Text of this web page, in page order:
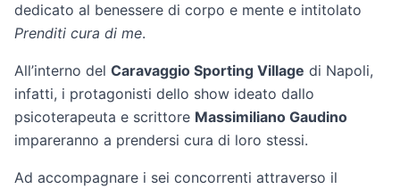
dedicato al benessere di corpo e mente e intitolato
Prenditi cura di me.
All’interno del Caravaggio Sporting Village di Napoli,
infatti, i protagonisti dello show ideato dallo
psicoterapeuta e scrittore Massimiliano Gaudino
impareranno a prendersi cura di loro stessi.
Ad accompagnare i sei concorrenti attraverso il